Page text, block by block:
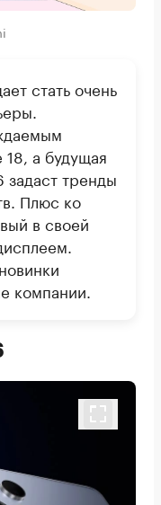
стать очень
а будущая
тренды
Плюс ко
в своей
компании.